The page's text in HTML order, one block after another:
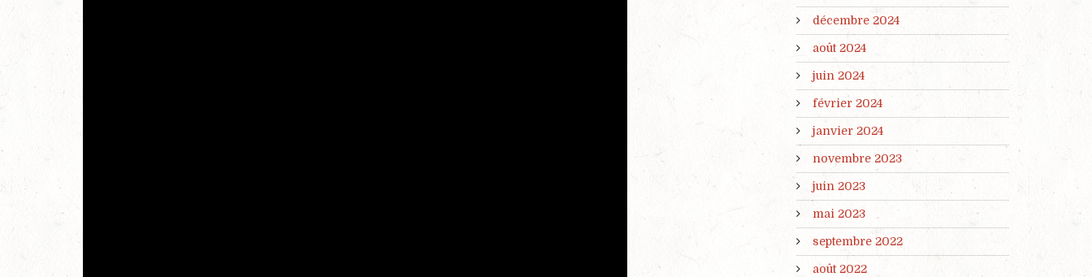
décembre 2024
août 2024
juin 2024
février 2024
janvier 2024
novembre 2023
juin 2023
mai 2023
septembre 2022
août 2022